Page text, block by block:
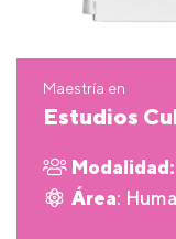
Maestría en
Estudios
Modalidad:
Área: